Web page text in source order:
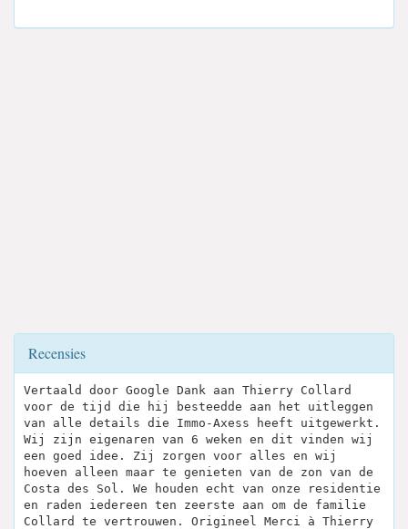
Recensies
Vertaald door Google Dank aan Thierry Collard
voor de tijd die hij besteedde aan het uitleggen
van alle details die Immo-Axess heeft uitgewerkt.
Wij zijn eigenaren van 6 weken en dit vinden wij
een goed idee. Zij zorgen voor alles en wij
hoeven alleen maar te genieten van de zon van de
Costa des Sol. We houden echt van onze residentie
en raden iedereen ten zeerste aan om de familie
Collard te vertrouwen. Origineel Merci à Thierry